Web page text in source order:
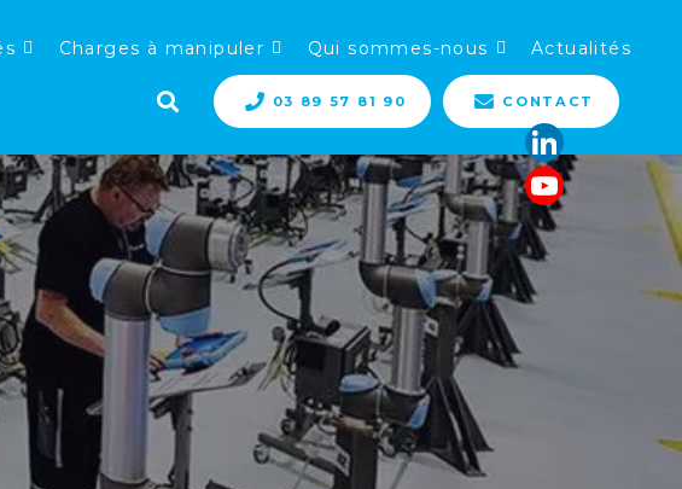
Charges à manipuler Qui sommes-nous Actualités
03 89 57 81 90 CONTACT